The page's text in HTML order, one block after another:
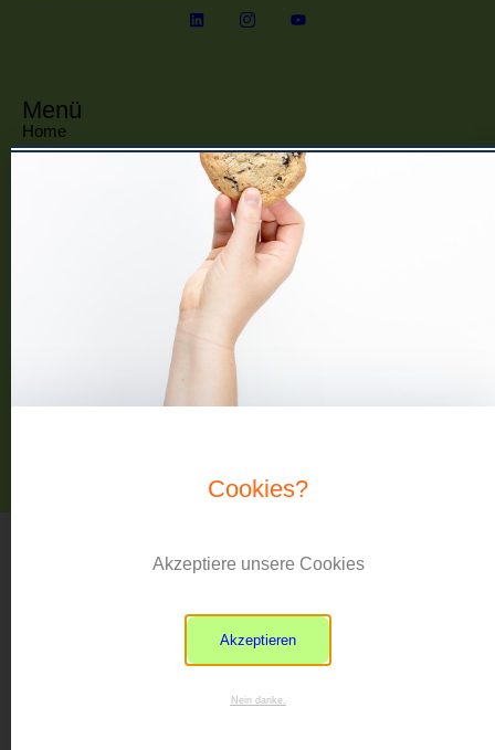
Menü
Home
Copyright © beyond peers 2024Cookies?
Akzeptiere unsere Cookies
Akzeptieren
Nein danke.